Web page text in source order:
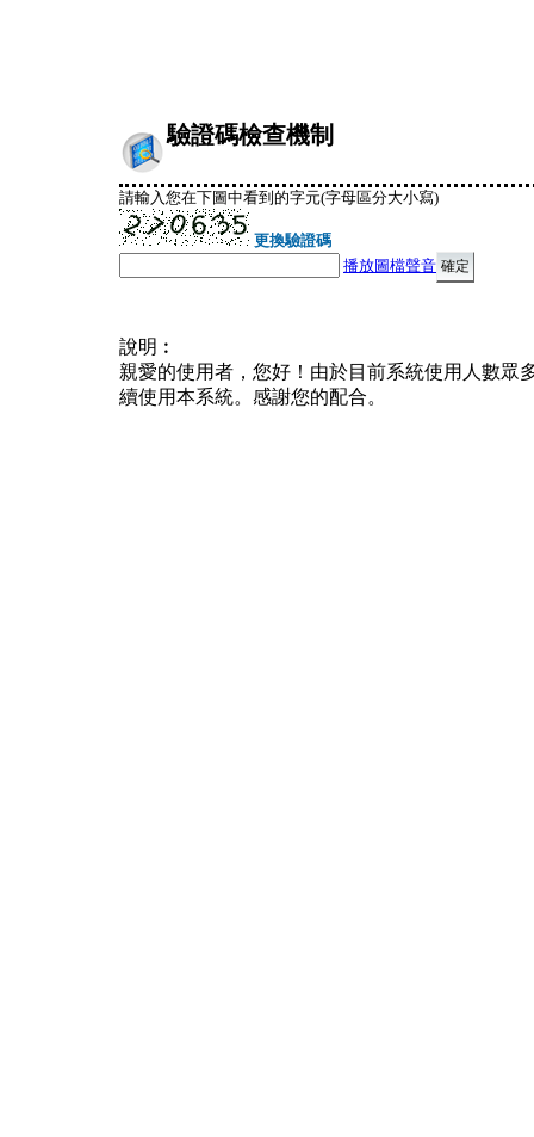
驗證碼檢查機制
請輸入您在下圖中看到的字元(字母區分大小寫)
更換驗證碼
播放圖檔聲音
說明︰
親愛的使用者，您好！由於目前系統使用人數眾
續使用本系統。感謝您的配合。